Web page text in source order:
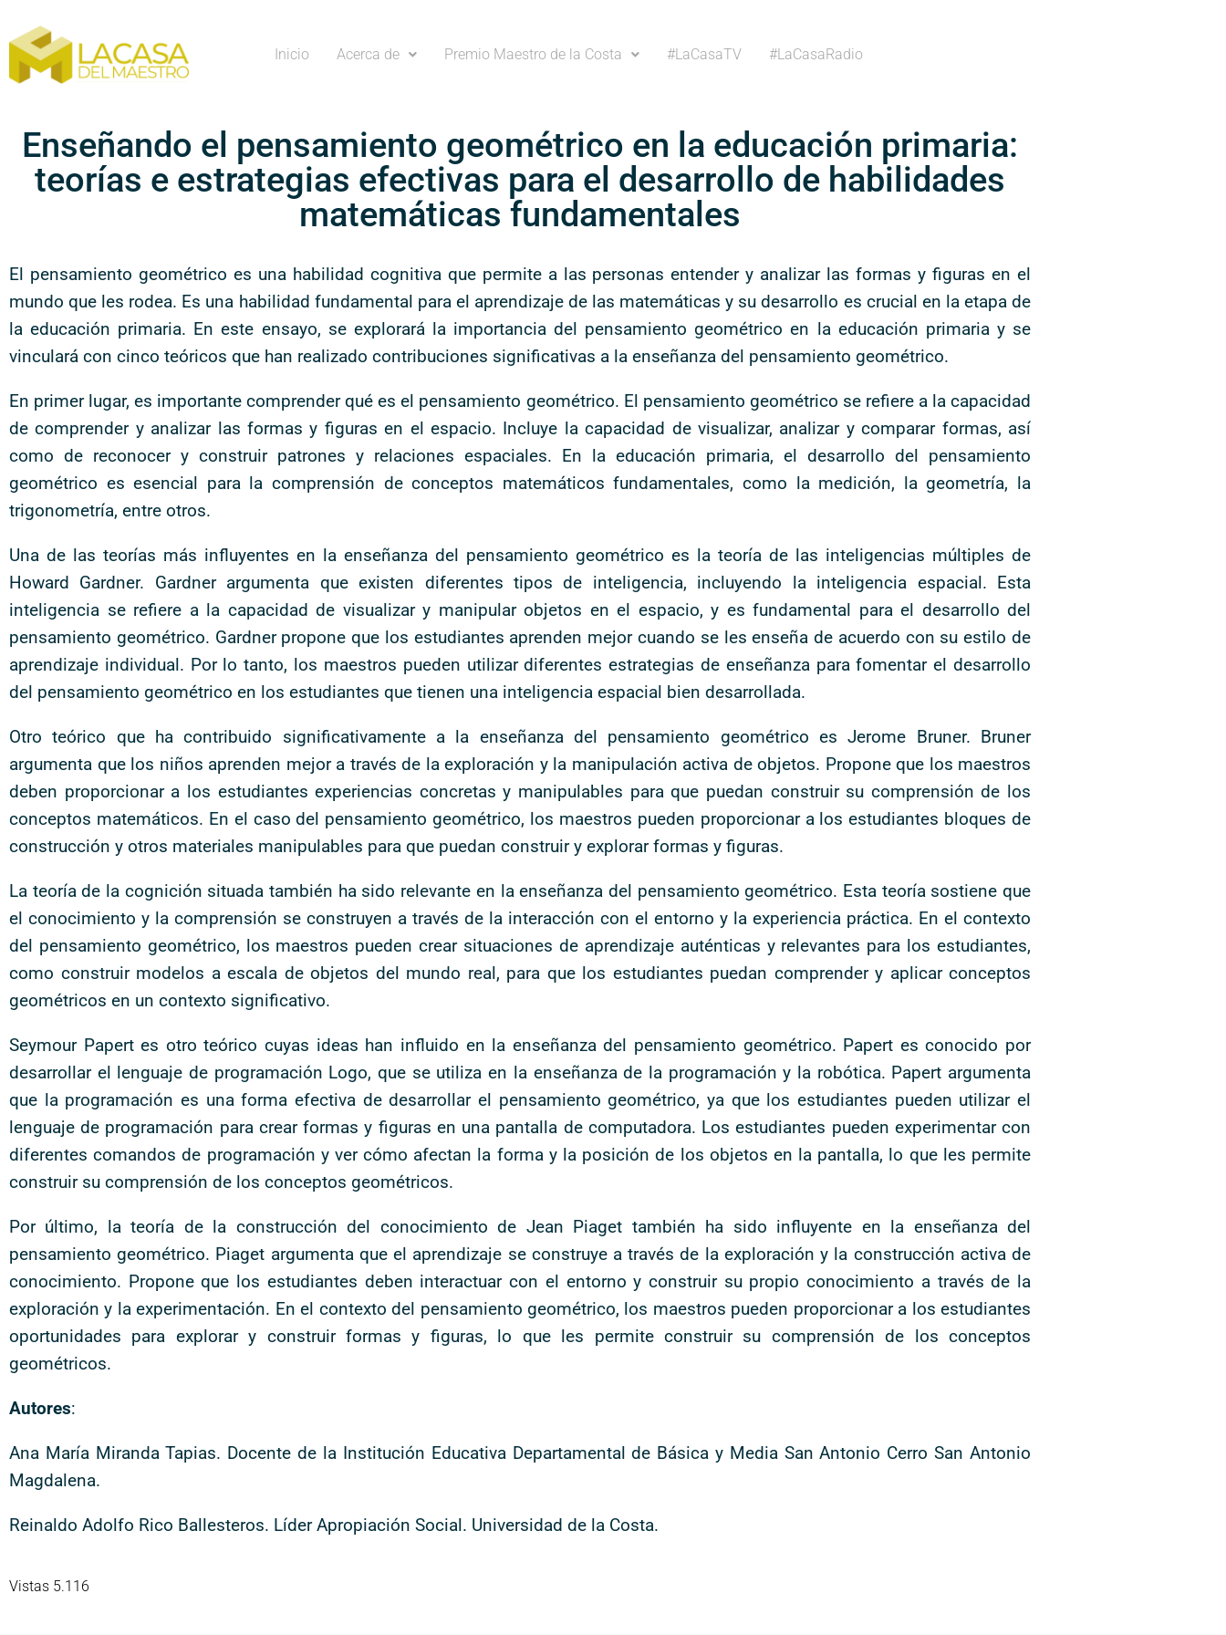
Inicio Acerca de Premio Maestro de la Costa #LaCasaTV #LaCasaRadio
Enseñando el pensamiento geométrico en la educación primaria:
teorías e estrategias efectivas para el desarrollo de habilidades
matemáticas fundamentales
El pensamiento geométrico es una habilidad cognitiva que permite a las personas entender y analizar las formas y figuras en el
mundo que les rodea. Es una habilidad fundamental para el aprendizaje de las matemáticas y su desarrollo es crucial en la etapa de
la educación primaria. En este ensayo, se explorará la importancia del pensamiento geométrico en la educación primaria y se
vinculará con cinco teóricos que han realizado contribuciones significativas a la enseñanza del pensamiento geométrico.
En primer lugar, es importante comprender qué es el pensamiento geométrico. El pensamiento geométrico se refiere a la capacidad
de comprender y analizar las formas y figuras en el espacio. Incluye la capacidad de visualizar, analizar y comparar formas, así
como de reconocer y construir patrones y relaciones espaciales. En la educación primaria, el desarrollo del pensamiento
geométrico es esencial para la comprensión de conceptos matemáticos fundamentales, como la medición, la geometría, la
trigonometría, entre otros.
Una de las teorías más influyentes en la enseñanza del pensamiento geométrico es la teoría de las inteligencias múltiples de
Howard Gardner. Gardner argumenta que existen diferentes tipos de inteligencia, incluyendo la inteligencia espacial. Esta
inteligencia se refiere a la capacidad de visualizar y manipular objetos en el espacio, y es fundamental para el desarrollo del
pensamiento geométrico. Gardner propone que los estudiantes aprenden mejor cuando se les enseña de acuerdo con su estilo de
aprendizaje individual. Por lo tanto, los maestros pueden utilizar diferentes estrategias de enseñanza para fomentar el desarrollo
del pensamiento geométrico en los estudiantes que tienen una inteligencia espacial bien desarrollada.
Otro teórico que ha contribuido significativamente a la enseñanza del pensamiento geométrico es Jerome Bruner. Bruner
argumenta que los niños aprenden mejor a través de la exploración y la manipulación activa de objetos. Propone que los maestros
deben proporcionar a los estudiantes experiencias concretas y manipulables para que puedan construir su comprensión de los
conceptos matemáticos. En el caso del pensamiento geométrico, los maestros pueden proporcionar a los estudiantes bloques de
construcción y otros materiales manipulables para que puedan construir y explorar formas y figuras.
La teoría de la cognición situada también ha sido relevante en la enseñanza del pensamiento geométrico. Esta teoría sostiene que
el conocimiento y la comprensión se construyen a través de la interacción con el entorno y la experiencia práctica. En el contexto
del pensamiento geométrico, los maestros pueden crear situaciones de aprendizaje auténticas y relevantes para los estudiantes,
como construir modelos a escala de objetos del mundo real, para que los estudiantes puedan comprender y aplicar conceptos
geométricos en un contexto significativo.
Seymour Papert es otro teórico cuyas ideas han influido en la enseñanza del pensamiento geométrico. Papert es conocido por
desarrollar el lenguaje de programación Logo, que se utiliza en la enseñanza de la programación y la robótica. Papert argumenta
que la programación es una forma efectiva de desarrollar el pensamiento geométrico, ya que los estudiantes pueden utilizar el
lenguaje de programación para crear formas y figuras en una pantalla de computadora. Los estudiantes pueden experimentar con
diferentes comandos de programación y ver cómo afectan la forma y la posición de los objetos en la pantalla, lo que les permite
construir su comprensión de los conceptos geométricos.
Por último, la teoría de la construcción del conocimiento de Jean Piaget también ha sido influyente en la enseñanza del
pensamiento geométrico. Piaget argumenta que el aprendizaje se construye a través de la exploración y la construcción activa de
conocimiento. Propone que los estudiantes deben interactuar con el entorno y construir su propio conocimiento a través de la
exploración y la experimentación. En el contexto del pensamiento geométrico, los maestros pueden proporcionar a los estudiantes
oportunidades para explorar y construir formas y figuras, lo que les permite construir su comprensión de los conceptos
geométricos.
Autores:
Ana María Miranda Tapias. Docente de la Institución Educativa Departamental de Básica y Media San Antonio Cerro San Antonio
Magdalena.
Reinaldo Adolfo Rico Ballesteros. Líder Apropiación Social. Universidad de la Costa.
Vistas 5.116